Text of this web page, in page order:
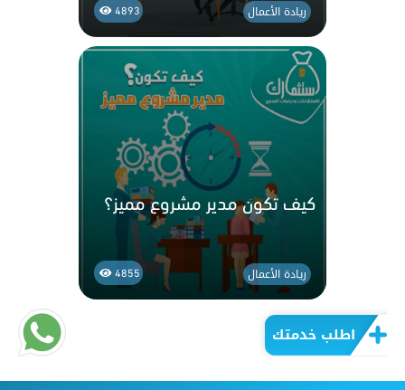
اطلب خدمتك
4893 ريادة الأعمال
كيف تكون مدير مشروع مميز؟
4855 ريادة الأعمال